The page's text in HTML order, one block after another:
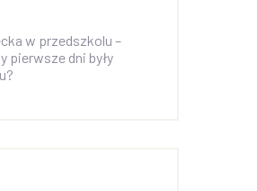
w przedszkolu –
pierwsze dni były